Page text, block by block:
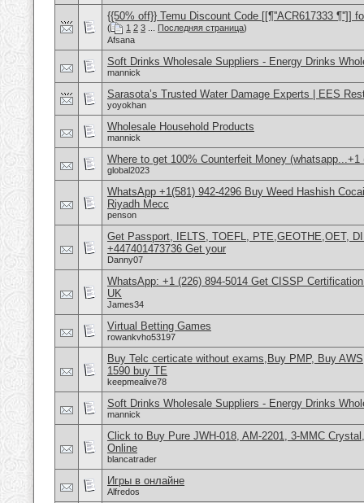
{{50% off}} Temu Discount Code [[¶''ACR617333 ¶'']]
( 1 2 3 Последняя страница)
Afsana
Soft Drinks Wholesale Suppliers - Energy Drinks
mannick
Sarasota’s Trusted Water Damage Experts | EES
yoyokhan
Wholesale Household Products
mannick
Where to get 100% Counterfeit Money (whatsapp...+1
global2023
WhatsApp +1(581) 942-4296 Buy Weed Hashish
Riyadh Mecc
penson
Get Passport, IELTS, TOEFL, PTE,GEOTHE,OET,
+447401473736 Get your
Danny07
WhatsApp: +1 (226) 894-5014​ Get CISSP
UK
James34
Virtual Betting Games
rowankvho53197
Buy Telc certicate without exams,Buy PMP, Buy
1590 buy TE
keepmealive78
Soft Drinks Wholesale Suppliers - Energy Drinks
mannick
Click to Buy Pure JWH-018, AM-2201, 3-MMC
Online
blancatrader
Игры в онлайне
Alfredos